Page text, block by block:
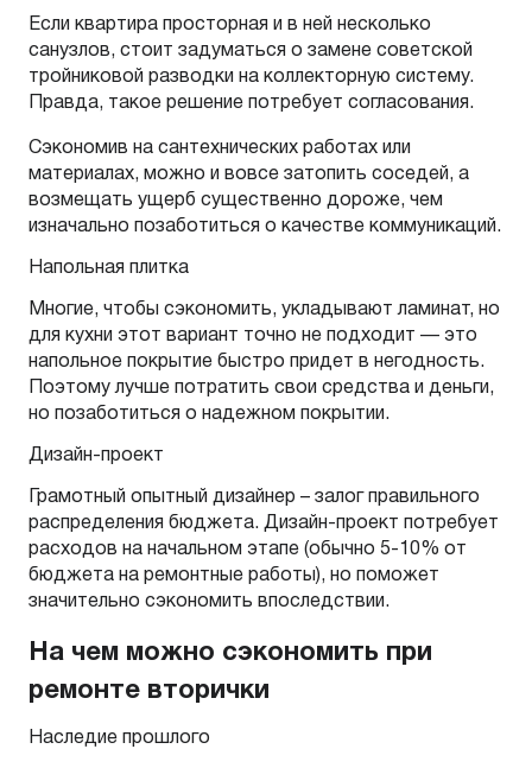
Если квартира просторная и в ней несколько
санузлов, стоит задуматься о замене советской
тройниковой разводки на коллекторную систему.
Правда, такое решение потребует согласования.
Сэкономив на сантехнических работах или
материалах, можно и вовсе затопить соседей, а
возмещать ущерб существенно дороже, чем
изначально позаботиться о качестве коммуникаций.
Напольная плитка
Многие, чтобы сэкономить, укладывают ламинат, но
для кухни этот вариант точно не подходит — это
напольное покрытие быстро придет в негодность.
Поэтому лучше потратить свои средства и деньги,
но позаботиться о надежном покрытии.
Дизайн-проект
Грамотный опытный дизайнер – залог правильного
распределения бюджета. Дизайн-проект потребует
расходов на начальном этапе (обычно 5-10% от
бюджета на ремонтные работы), но поможет
значительно сэкономить впоследствии.
На чем можно сэкономить при
ремонте вторички
Наследие прошлого